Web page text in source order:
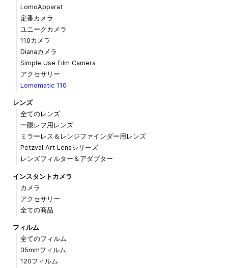
LomoApparat
定番カメラ
ユニークカメラ
110カメラ
Dianaカメラ
Simple Use Film Camera
アクセサリー
Lomomatic 110
レンズ
全てのレンズ
一眼レフ用レンズ
ミラーレス＆レンジファインダー用レンズ
Petzval Art Lensシリーズ
レンズフィルター＆アダプター
インスタントカメラ
カメラ
アクセサリー
全ての商品
フィルム
全てのフィルム
35mmフィルム
120フィルム